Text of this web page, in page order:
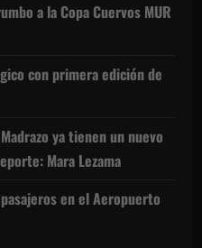
a la Copa Cuervos MUR
con primera edición de
ya tienen un nuevo
Mara Lezama
en el Aeropuerto